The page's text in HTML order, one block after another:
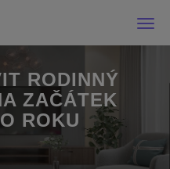
RODINNÝ
ZAČÁTEK
ROKU